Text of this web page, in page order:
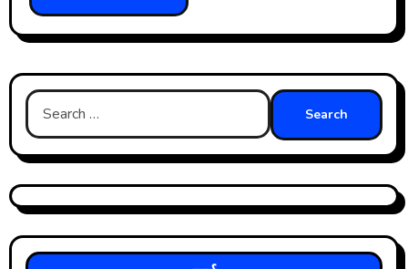
Search
for: